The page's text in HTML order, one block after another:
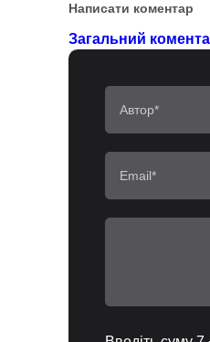
Написати коментар
Загальний